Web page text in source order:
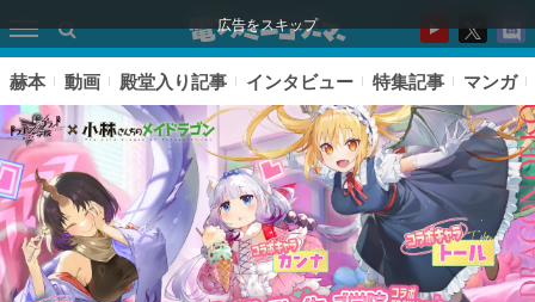
広告をスキップ
赫本 動画 殿堂入り記事 インタビュー 特集記事 マンガ